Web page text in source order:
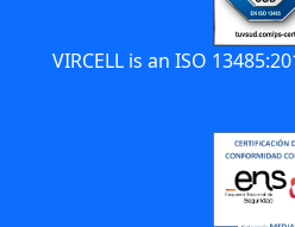
VIRCELL is an ISO